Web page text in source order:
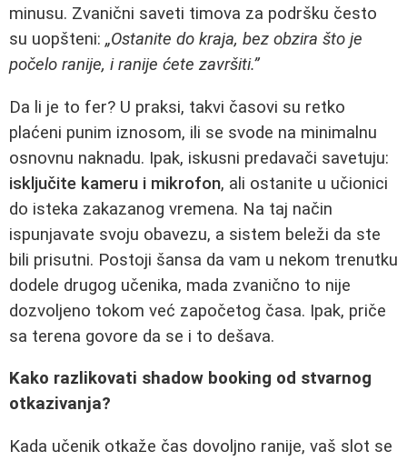
minusu. Zvanični saveti timova za podršku često
su uopšteni: „Ostanite do kraja, bez obzira što je
počelo ranije, i ranije ćete završiti.”
Da li je to fer? U praksi, takvi časovi su retko
plaćeni punim iznosom, ili se svode na minimalnu
osnovnu naknadu. Ipak, iskusni predavači savetuju:
isključite kameru i mikrofon, ali ostanite u učionici
do isteka zakazanog vremena. Na taj način
ispunjavate svoju obavezu, a sistem beleži da ste
bili prisutni. Postoji šansa da vam u nekom trenutku
dodele drugog učenika, mada zvanično to nije
dozvoljeno tokom već započetog časa. Ipak, priče
sa terena govore da se i to dešava.
Kako razlikovati shadow booking od stvarnog
otkazivanja?
Kada učenik otkaže čas dovoljno ranije, vaš slot se